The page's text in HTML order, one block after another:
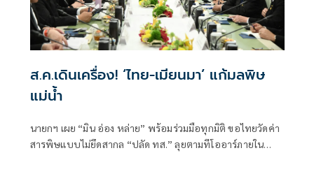
ส.ค.เดินเครื่อง! ‘ไทย-เมียนมา’ แก้มลพิษ
แม่นํ้า
นายกฯ เผย “มิน อ่อง หล่าย” พร้อมร่วมมือทุกมิติ ขอไทยวัดค่า
สารพิษแบบไม่ยึดสากล “ปลัด ทส.” ลุยตามทีโออาร์ภายใน